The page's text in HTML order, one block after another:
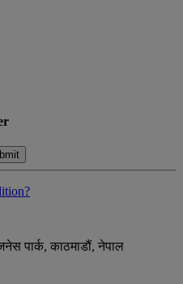
पार्क, काठमाडौं, नेपाल